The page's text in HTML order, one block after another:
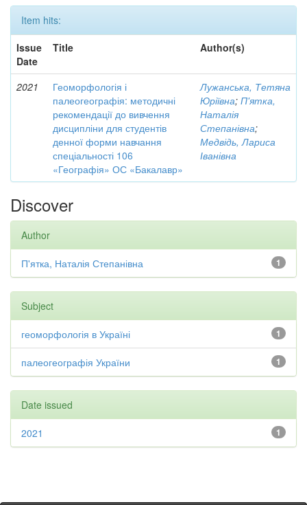
Item hits:
Issue
Date
Title Author(s)
2021
Геоморфологія і
палеогеографія: методичні
рекомендації до вивчення
дисципліни для студентів
денної форми навчання
спеціальності 106
«Географія» ОС «Бакалавр»
Лужанська, Тетяна
Юріївна; П'ятка,
Наталія
Степанівна;
Медвідь, Лариса
Іванівна
Discover
Author
1
П'ятка, Наталія Степанівна
Subject
1
геоморфологія в Україні
1
палеогеографія України
Date issued
1
2021